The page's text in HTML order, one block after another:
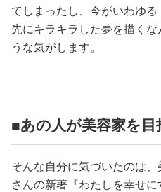
てしまったし、今がいわゆ
先にキラキラした夢を描く
うな気がします。
■あの人が美容家を
そんな自分に気づいたのは
さんの新著『わたしを幸せ